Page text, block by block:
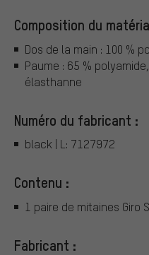
Composition du
Dos de la main : 100 %
Paume : 65 %
élasthanne
Numéro du fabricant :
black | L: 7127972
Contenu :
1 paire de mitaines Giro
Fabricant :